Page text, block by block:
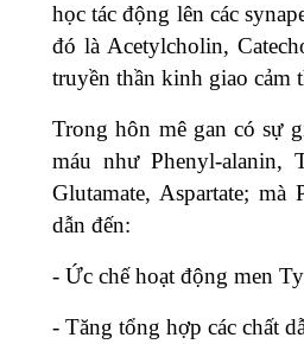
học tác động lên các
đó là Acetylcholin,
truyền thần kinh giao cảm
Trong hôn mê gan có sự
máu như Phenyl-alanin,
Glutamate, Aspartate; mà
dẫn đến:
- Ức chế hoạt động men
- Tăng tổng hợp các chất